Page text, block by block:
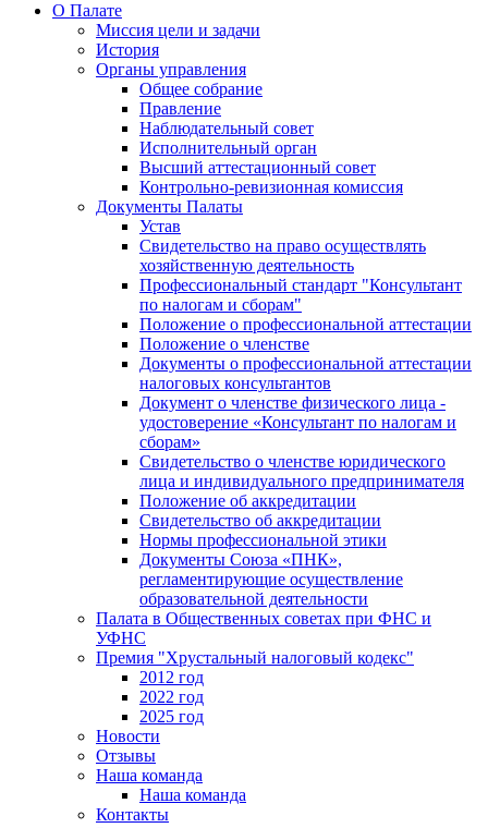
О Палате
Миссия цели и задачи
История
Органы управления
Общее собрание
Правление
Наблюдательный совет
Исполнительный орган
Высший аттестационный совет
Контрольно-ревизионная комиссия
Документы Палаты
Устав
Свидетельство на право осуществлять
хозяйственную деятельность
Профессиональный стандарт "Консультант
по налогам и сборам"
Положение о профессиональной аттестации
Положение о членстве
Документы о профессиональной аттестации
налоговых консультантов
Документ о членстве физического лица -
удостоверение «Консультант по налогам и
сборам»
Свидетельство о членстве юридического
лица и индивидуального предпринимателя
Положение об аккредитации
Свидетельство об аккредитации
Нормы профессиональной этики
Документы Союза «ПНК»,
регламентирующие осуществление
образовательной деятельности
Палата в Общественных советах при ФНС и
УФНС
Премия "Хрустальный налоговый кодекс"
2012 год
2022 год
2025 год
Новости
Отзывы
Наша команда
Наша команда
Контакты